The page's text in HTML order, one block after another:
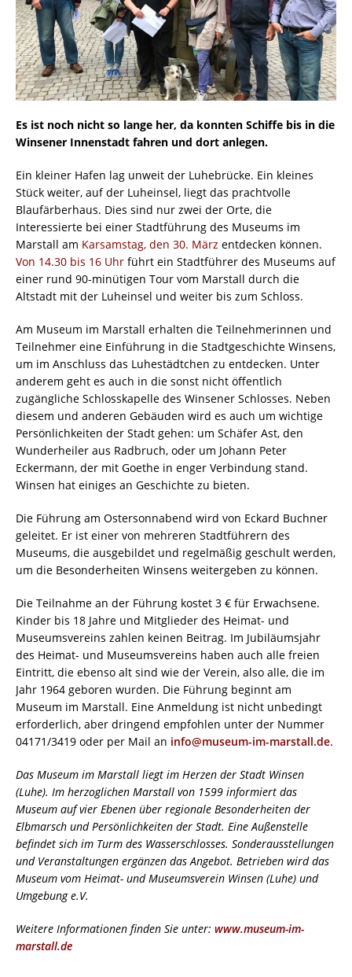
Es ist noch nicht so lange her, da konnten Schiffe bis in die
Winsener Innenstadt fahren und dort anlegen.
Ein kleiner Hafen lag unweit der Luhebrücke. Ein kleines
Stück weiter, auf der Luheinsel, liegt das prachtvolle
Blaufärberhaus. Dies sind nur zwei der Orte, die
Interessierte bei einer Stadtführung des Museums im
Marstall am Karsamstag, den 30. März entdecken können.
Von 14.30 bis 16 Uhr führt ein Stadtführer des Museums auf
einer rund 90-minütigen Tour vom Marstall durch die
Altstadt mit der Luheinsel und weiter bis zum Schloss.
Am Museum im Marstall erhalten die Teilnehmerinnen und
Teilnehmer eine Einführung in die Stadtgeschichte Winsens,
um im Anschluss das Luhestädtchen zu entdecken. Unter
anderem geht es auch in die sonst nicht öffentlich
zugängliche Schlosskapelle des Winsener Schlosses. Neben
diesem und anderen Gebäuden wird es auch um wichtige
Persönlichkeiten der Stadt gehen: um Schäfer Ast, den
Wunderheiler aus Radbruch, oder um Johann Peter
Eckermann, der mit Goethe in enger Verbindung stand.
Winsen hat einiges an Geschichte zu bieten.
Die Führung am Ostersonnabend wird von Eckard Buchner
geleitet. Er ist einer von mehreren Stadtführern des
Museums, die ausgebildet und regelmäßig geschult werden,
um die Besonderheiten Winsens weitergeben zu können.
Die Teilnahme an der Führung kostet 3 € für Erwachsene.
Kinder bis 18 Jahre und Mitglieder des Heimat- und
Museumsvereins zahlen keinen Beitrag. Im Jubiläumsjahr
des Heimat- und Museumsvereins haben auch alle freien
Eintritt, die ebenso alt sind wie der Verein, also alle, die im
Jahr 1964 geboren wurden. Die Führung beginnt am
Museum im Marstall. Eine Anmeldung ist nicht unbedingt
erforderlich, aber dringend empfohlen unter der Nummer
04171/3419 oder per Mail an info@museum-im-marstall.de.
Das Museum im Marstall liegt im Herzen der Stadt Winsen
(Luhe). Im herzoglichen Marstall von 1599 informiert das
Museum auf vier Ebenen über regionale Besonderheiten der
Elbmarsch und Persönlichkeiten der Stadt. Eine Außenstelle
befindet sich im Turm des Wasserschlosses. Sonderausstellungen
und Veranstaltungen ergänzen das Angebot. Betrieben wird das
Museum vom Heimat- und Museumsverein Winsen (Luhe) und
Umgebung e.V.
Weitere Informationen finden Sie unter: www.museum-im-
marstall.de